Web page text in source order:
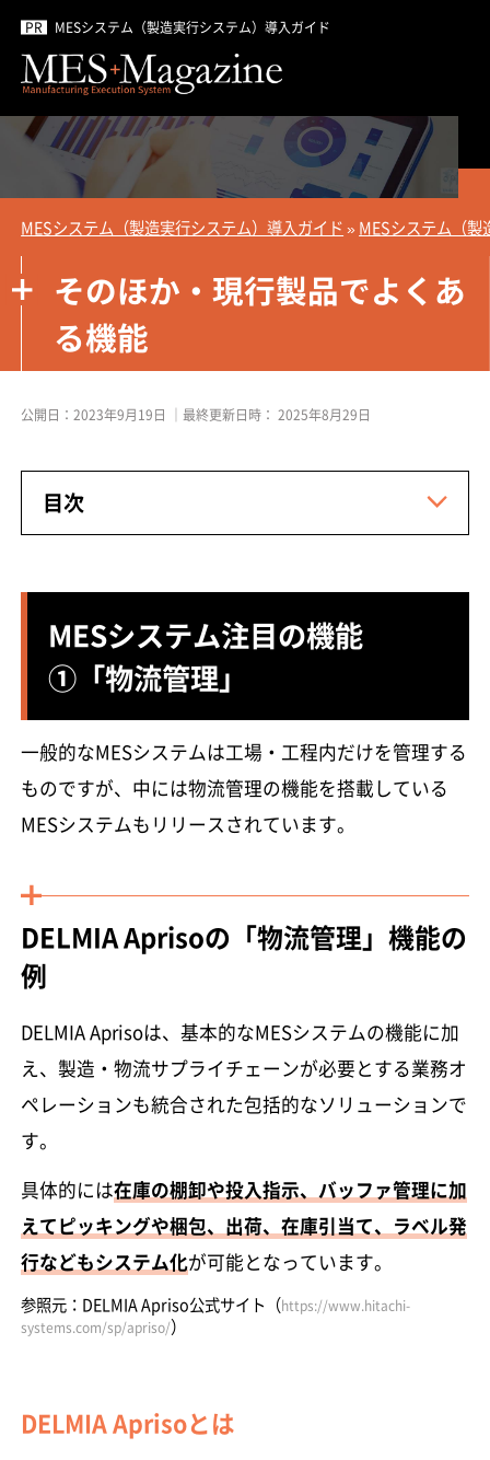
MESシステム（製造実行システム）導入ガイド
MESシステム（製造実行システム）導入ガイド»MESシステム（
そのほか・現行製品でよくあ
る機能
公開日：2023年9月19日 ｜最終更新日時：2025年8月29日
目次
MESシステム注目の機能
①「物流管理」
一般的なMESシステムは工場・工程内だけを管理する
ものですが、中には物流管理の機能を搭載している
MESシステムもリリースされています。
DELMIA Aprisoの「物流管理」機能の
例
DELMIA Aprisoは、基本的なMESシステムの機能に加
え、製造・物流サプライチェーンが必要とする業務オ
ペレーションも統合された包括的なソリューションで
す。
具体的には在庫の棚卸や投入指示、バッファ管理に加
えてピッキングや梱包、出荷、在庫引当て、ラベル発
行などもシステム化が可能となっています。
参照元：DELMIA Apriso公式サイト（https://www.hitachi-
systems.com/sp/apriso/）
DELMIA Aprisoとは